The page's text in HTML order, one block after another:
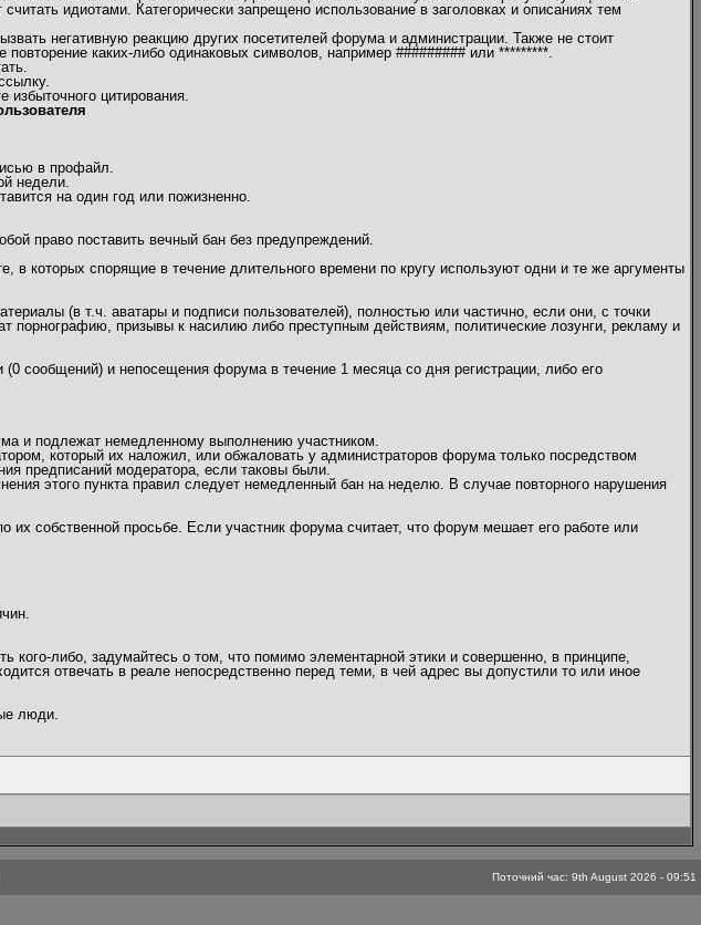
идиотами. Категорически запрещено использование в заголовках и описаниях тем
негативную реакцию других посетителей форума и администрации. Также не стоит
каких-либо одинаковых символов, например ######### или *********.
избыточного цитирования.
в профайл.
недели.
на один год или пожизненно.
право поставить вечный бан без предупреждений.
в которых спорящие в течение длительного времени по кругу используют одни и те же аргументы
(в т.ч. аватары и подписи пользователей), полностью или частично, если они, с точки
призывы к насилию либо преступным действиям, политические лозунги, рекламу и
сообщений) и непосещения форума в течение 1 месяца со дня регистрации, либо его
и подлежат немедленному выполнению участником.
который их наложил, или обжаловать у администраторов форума только посредством
предписаний модератора, если таковы были.
этого пункта правил следует немедленный бан на неделю. В случае повторного нарушения
собственной просьбе. Если участник форума считает, что форум мешает его работе или
кого-либо, задумайтесь о том, что помимо элементарной этики и совершенно, в принципе,
отвечать в реале непосредственно перед теми, в чей адрес вы допустили то или иное
люди.
Поточний час: 9th August 2026 - 09:51